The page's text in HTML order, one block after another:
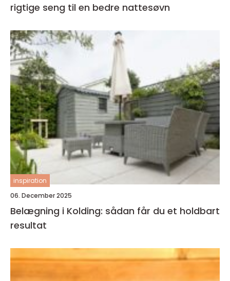
rigtige seng til en bedre nattesøvn
inspiration
06. December 2025
Belægning i Kolding: sådan får du et holdbart
resultat